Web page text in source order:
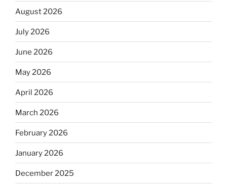
August 2026
July 2026
June 2026
May 2026
April 2026
March 2026
February 2026
January 2026
December 2025